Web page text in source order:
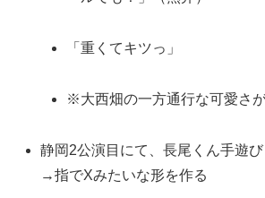
「重くてキツっ」
※大西畑の一方通行な可愛さ
静岡2公演目にて、長尾くん手遊
→指でXみたいな形を作る